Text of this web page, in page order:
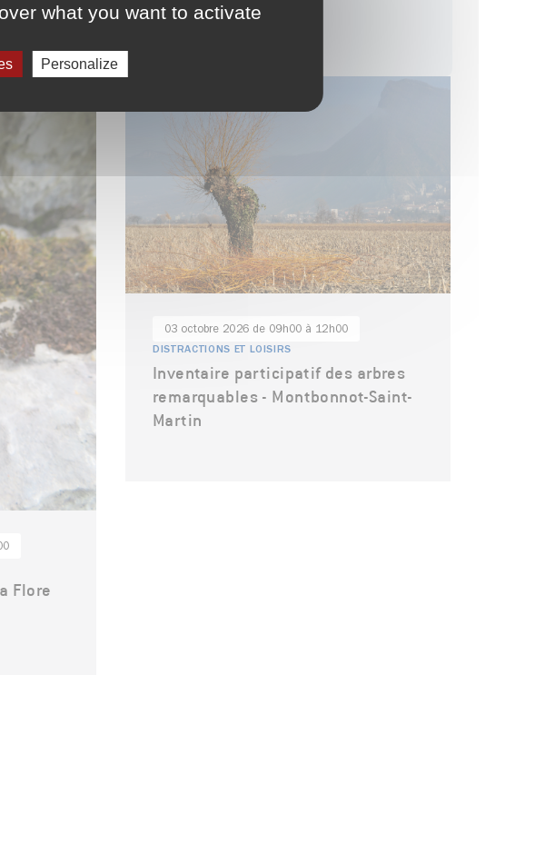
what you want to activate
Personalize
Flore
Inventaire participatif des arbres
remarquables - Montbonnot-Saint-
Martin
DISTRACTIONS ET LOISIRS
03 octobre 2026 de 09h00 à 12h00